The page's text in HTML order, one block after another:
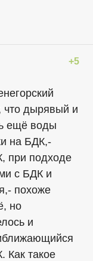
+5
что дырявый и
ещё воды
на БДК,-
при подходе
с БДК и
похоже
но
и
Как такое